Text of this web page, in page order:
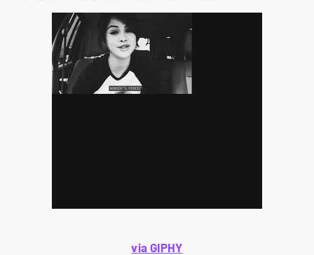
via GIPHY